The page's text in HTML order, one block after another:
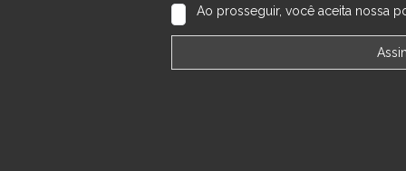
Ao prosseguir, você aceita nossa